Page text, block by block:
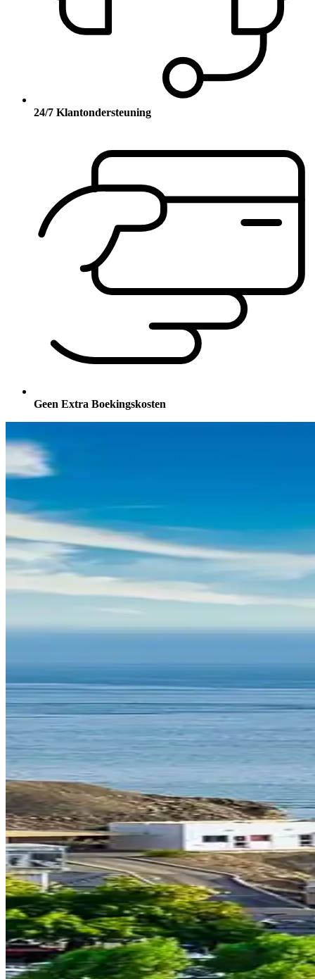
24/7 Klantondersteuning
Geen Extra Boekingskosten